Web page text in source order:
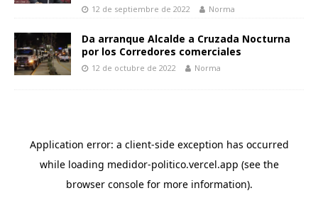
12 de septiembre de 2022 Norma
Da arranque Alcalde a Cruzada Nocturna
por los Corredores comerciales
12 de octubre de 2022 Norma